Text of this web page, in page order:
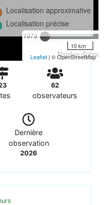
1979
Nombre
Localisation approximative
Localisation précise
10 km
Leaflet | © OpenStreetMap
62
observateurs
Dernière
observation
2026